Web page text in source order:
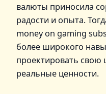
валюты приносила
радости и опыта.
money on gaming
более широкого
проектировать свою
реальные ценности.